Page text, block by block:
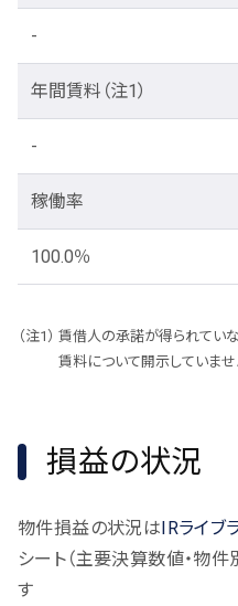
-
年間賃料 （注1）
-
稼働率
100.0％
賃借人の承諾が得られてい
賃料について開示していませ
損益の状況
物件損益の状況は IRライ
シート（主要決算数値・物
す